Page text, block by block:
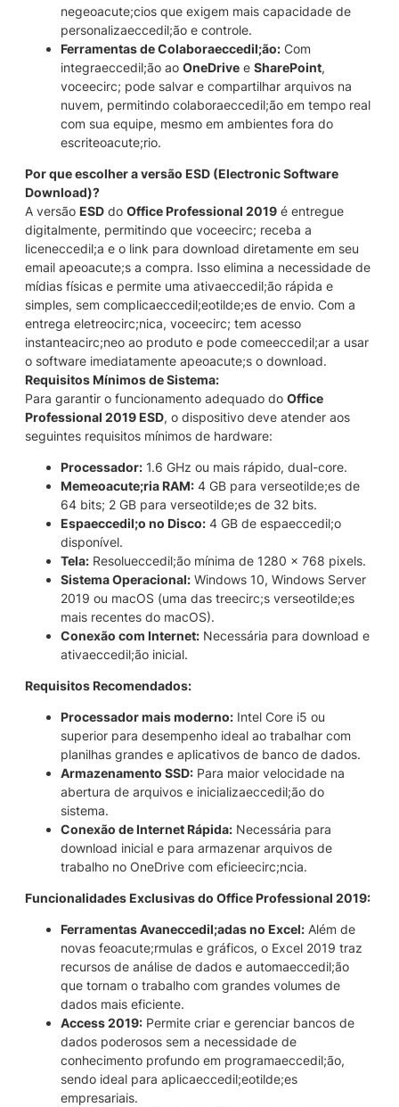
negeoacute;cios que exigem mais capacidade de
personalizaeccedil;ão e controle.
Ferramentas de Colaboraeccedil;ão: Com
integraeccedil;ão ao OneDrive e SharePoint,
voceecirc; pode salvar e compartilhar arquivos na
nuvem, permitindo colaboraeccedil;ão em tempo real
com sua equipe, mesmo em ambientes fora do
escriteoacute;rio.
Por que escolher a versão ESD (Electronic Software
Download)?
A versão ESD do Office Professional 2019 é entregue
digitalmente, permitindo que voceecirc; receba a
liceneccedil;a e o link para download diretamente em seu
email apeoacute;s a compra. Isso elimina a necessidade de
mídias físicas e permite uma ativaeccedil;ão rápida e
simples, sem complicaeccedil;eotilde;es de envio. Com a
entrega eletreocirc;nica, voceecirc; tem acesso
instanteacirc;neo ao produto e pode comeeccedil;ar a usar
o software imediatamente apeoacute;s o download.
Requisitos Mínimos de Sistema:
Para garantir o funcionamento adequado do Office
Professional 2019 ESD, o dispositivo deve atender aos
seguintes requisitos mínimos de hardware:
Processador: 1.6 GHz ou mais rápido, dual-core.
Memeoacute;ria RAM: 4 GB para verseotilde;es de
64 bits; 2 GB para verseotilde;es de 32 bits.
Espaeccedil;o no Disco: 4 GB de espaeccedil;o
disponível.
Tela: Resolueccedil;ão mínima de 1280 x 768 pixels.
Sistema Operacional: Windows 10, Windows Server
2019 ou macOS (uma das treecirc;s verseotilde;es
mais recentes do macOS).
Conexão com Internet: Necessária para download e
ativaeccedil;ão inicial.
Requisitos Recomendados:
Processador mais moderno: Intel Core i5 ou
superior para desempenho ideal ao trabalhar com
planilhas grandes e aplicativos de banco de dados.
Armazenamento SSD: Para maior velocidade na
abertura de arquivos e inicializaeccedil;ão do
sistema.
Conexão de Internet Rápida: Necessária para
download inicial e para armazenar arquivos de
trabalho no OneDrive com eficieecirc;ncia.
Funcionalidades Exclusivas do Office Professional 2019:
Ferramentas Avaneccedil;adas no Excel: Além de
novas feoacute;rmulas e gráficos, o Excel 2019 traz
recursos de análise de dados e automaeccedil;ão
que tornam o trabalho com grandes volumes de
dados mais eficiente.
Access 2019: Permite criar e gerenciar bancos de
dados poderosos sem a necessidade de
conhecimento profundo em programaeccedil;ão,
sendo ideal para aplicaeccedil;eotilde;es
empresariais.